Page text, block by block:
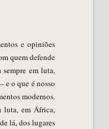
e opiniões
quem defende
em luta,
o que é nosso
modernos.
luta, em África,
lá, dos lugares